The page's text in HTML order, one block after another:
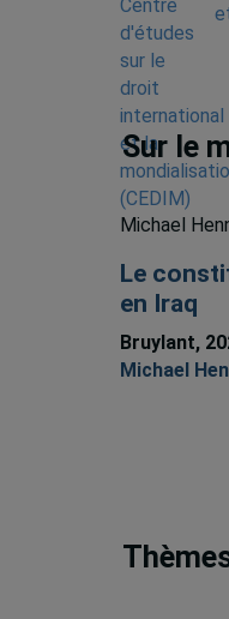
Sur le
Michael
Le
en Iraq
Bruylant,
Michael